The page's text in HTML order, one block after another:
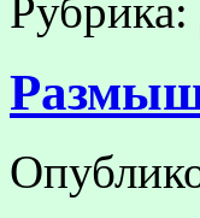
Рубрика: